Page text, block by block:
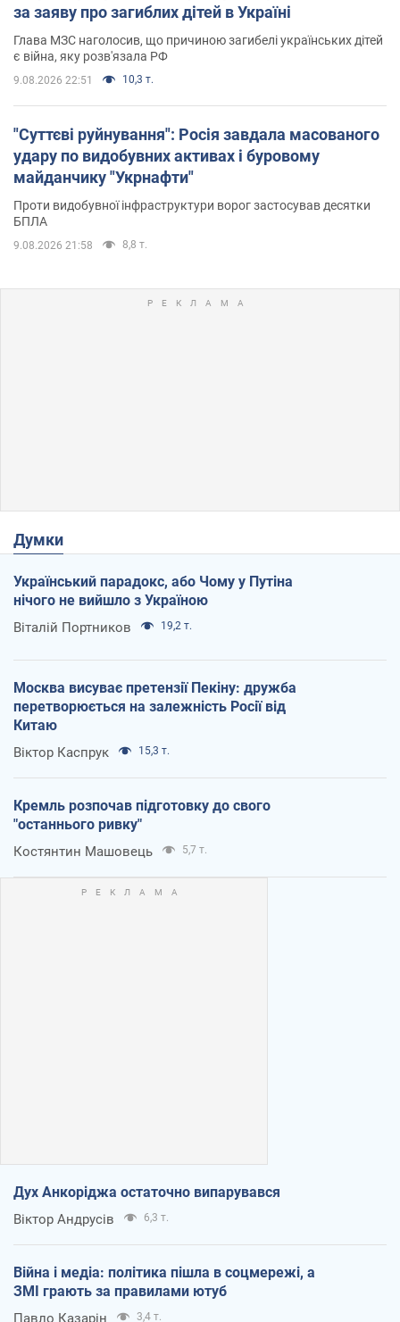
за заяву про загиблих дітей в Україні
Глава МЗС наголосив, що причиною загибелі українських дітей
є війна, яку розв'язала РФ
9.08.2026 22:51 10,3 т.
"Суттєві руйнування": Росія завдала масованого
удару по видобувних активах і буровому
майданчику "Укрнафти"
Проти видобувної інфраструктури ворог застосував десятки
БПЛА
9.08.2026 21:58 8,8 т.
Думки
Український парадокс, або Чому у Путіна
нічого не вийшло з Україною
Віталій Портников 19,2 т.
Москва висуває претензії Пекіну: дружба
перетворюється на залежність Росії від
Китаю
Віктор Каспрук 15,3 т.
Кремль розпочав підготовку до свого
"останнього ривку"
Костянтин Машовець 5,7 т.
Дух Анкоріджа остаточно випарувався
Віктор Андрусів 6,3 т.
Війна і медіа: політика пішла в соцмережі, а
ЗМІ грають за правилами ютуб
Павло Казарін 3,4 т.